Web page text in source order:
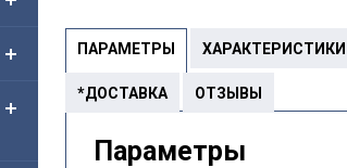
ПАРАМЕТРЫ ХАРАКТЕРИСТИКИ
*ДОСТАВКА ОТЗЫВЫ
Параметры